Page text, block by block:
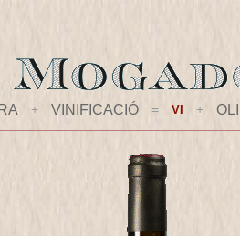
+ VINIFICACIÓ = VI + OLI